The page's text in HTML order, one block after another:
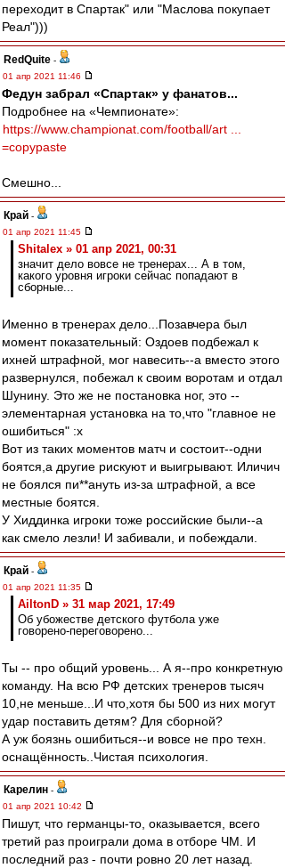
переходит в Спартак" или "Маслова покупает
Реал")))
RedQuite -
01 апр 2021 11:46
Федун забрал «Спартак» у фанатов...
Подробнее на «Чемпионате»:
https://www.championat.com/football/art ...
=copypaste
Смешно...
Край -
01 апр 2021 11:45
Shitalex » 01 апр 2021, 00:31
значит дело вовсе не тренерах... А в том,
какого уровня игроки сейчас попадают в
сборные...
Именно в тренерах дело...Позавчера был
момент показательный: Оздоев подбежал к
ихней штрафной, мог навесить--а вместо этого
развернулся, побежал к своим воротам и отдал
Шунину. Это же не постановка ног, это --
элементарная установка на то,что "главное не
ошибиться" :x
Вот из таких моментов матч и состоит--одни
боятся,а другие рискуют и выигрывают. Иличич
не боялся пи**ануть из-за штрафной, а все
местные боятся.
У Хиддинка игроки тоже российские были--а
как смело лезли! И забивали, и побеждали.
Край -
01 апр 2021 11:35
AiltonD » 31 мар 2021, 17:49
Об убожестве детского футбола уже
говорено-переговорено...
Ты -- про общий уровень... А я--про конкретную
команду. На всю РФ детских тренеров тысяч
10,не меньше...И что,хотя бы 500 из них могут
удар поставить детям? Для сборной?
А уж боязнь ошибиться--и вовсе не про техн.
оснащённость..Чистая психология.
Карелин -
01 апр 2021 10:42
Пишут, что германцы-то, оказывается, всего
третий раз проиграли дома в отборе ЧМ. И
последний раз - почти ровно 20 лет назад.